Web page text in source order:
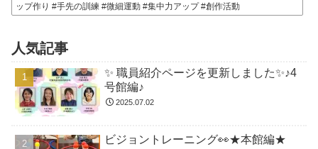
ップ作り #手先の訓練 #微細運動 #集中力アップ #創作活動
人気記事
✨ 職員紹介ページを更新しました✨♪4
号館編♪
2025.07.02
ビジョントレーニング👀★本館編★